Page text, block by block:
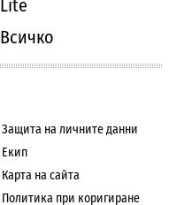
Lite
Всичко
Защита на личните данни
Екип
Карта на сайта
Политика при коригиране